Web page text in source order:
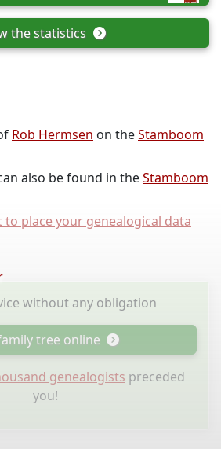
the statistics
Rob Hermsen on theStamboom
also be found in theStamboom
to place your genealogical data
without any obligation
tree online
genealogists preceded
you!